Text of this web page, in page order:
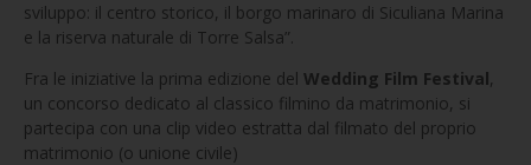
sviluppo: il centro storico, il borgo marinaro di Siculiana Marina
e la riserva naturale di Torre Salsa”.
Fra le iniziative la prima edizione del Wedding Film Festival,
un concorso dedicato al classico filmino da matrimonio, si
partecipa con una clip video estratta dal filmato del proprio
matrimonio (o unione civile)